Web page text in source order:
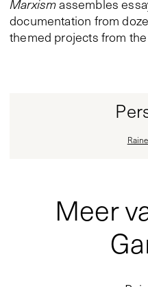
Marxismassembles
documentation from
themed projects from
Meer